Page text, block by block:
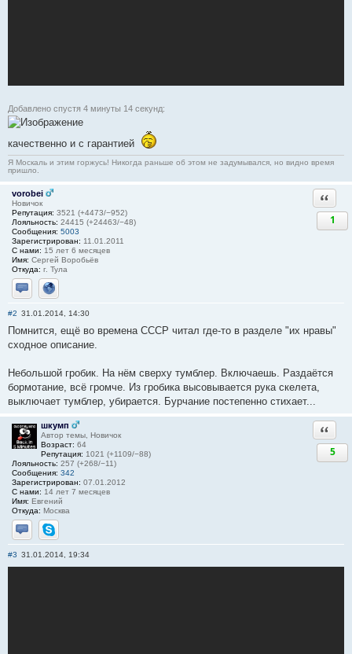
Добавлено спустя 4 минуты 14 секунд:
качественно и с гарантией
Я Москаль и этим горжусь! Никогда раньше об этом не задумывался, но видно время
пришло.
vorobei
Новичок
Репутация: 3521 (+4473/−952)
Лояльность: 24415 (+24463/−48)
Сообщения: 5003
Зарегистрирован: 11.01.2011
С нами: 15 лет 6 месяцев
Имя: Сергей Воробьёв
Откуда: г. Тула
Отправить личное сообщение
Сайт
1
#2 31.01.2014, 14:30
Помнится, ещё во времена СССР читал где-то в разделе "их нравы"
сходное описание.
Небольшой гробик. На нём сверху тумблер. Включаешь. Раздаётся
бормотание, всё громче. Из гробика высовывается рука скелета,
выключает тумблер, убирается. Бурчание постепенно стихает...
шкумп
Автор темы, Новичок
Возраст: 64
Репутация: 1021 (+1109/−88)
Лояльность: 257 (+268/−11)
Сообщения: 342
Зарегистрирован: 07.01.2012
С нами: 14 лет 7 месяцев
Имя: Евгений
Откуда: Москва
Отправить личное сообщение
Skype
5
#3 31.01.2014, 19:34